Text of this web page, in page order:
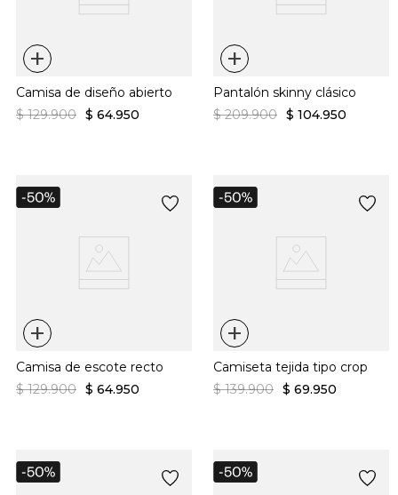
+
Camisa de diseño abierto
$ 129.900 $ 64.950
+
Pantalón skinny clásico
$ 209.900 $ 104.950
+
Camisa de escote recto
$ 129.900 $ 64.950
+
Camiseta tejida tipo crop
$ 139.900 $ 69.950